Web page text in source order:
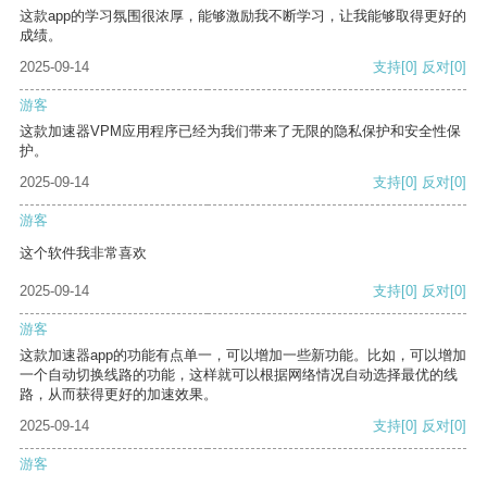
这款app的学习氛围很浓厚，能够激励我不断学习，让我能够取得更好的
成绩。
2025-09-14
支持[0] 反对[0]
游客
这款加速器VPM应用程序已经为我们带来了无限的隐私保护和安全性保
护。
2025-09-14
支持[0] 反对[0]
游客
这个软件我非常喜欢
2025-09-14 支持[0] 反对[0]
游客
这款加速器app的功能有点单一，可以增加一些新功能。比如，可以增加
一个自动切换线路的功能，这样就可以根据网络情况自动选择最优的线
路，从而获得更好的加速效果。
2025-09-14
支持[0] 反对[0]
游客